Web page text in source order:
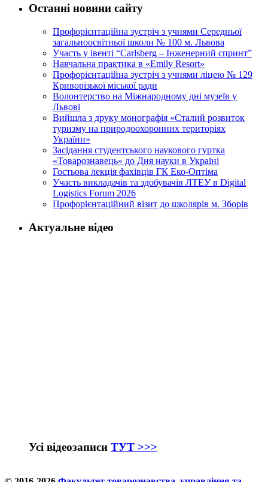
Останні новини сайту
Профорієнтаційна зустріч з учнями Середньої
загальноосвітньої школи № 100 м. Львова
Участь у івенті “Carlsberg – Інженерний спринт”
Навчальна практика в «Emily Resort»
Профорієнтаційна зустріч з учнями ліцею № 129
Криворізької міської ради
Волонтерство на Міжнародному дні музеїв у
Львові
Вийшла з друку монографія «Сталий розвиток
туризму на природоохоронних територіях
України»
Засідання студентського наукового гуртка
«Товарознавець» до Дня науки в Україні
Гостьова лекція фахівців ГК Еко-Оптіма
Участь викладачів та здобувачів ЛТЕУ в Digital
Logistics Forum 2026
Профорієнтаційний візит до школярів м. Зборів
Актуальне відео
Усі відеозаписи ТУТ >>>